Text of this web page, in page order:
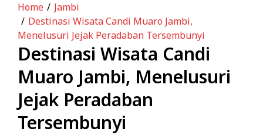
Home
Jambi
Destinasi Wisata Candi Muaro Jambi,
Menelusuri Jejak Peradaban Tersembunyi
Destinasi Wisata Candi
Muaro Jambi, Menelusuri
Jejak Peradaban
Tersembunyi